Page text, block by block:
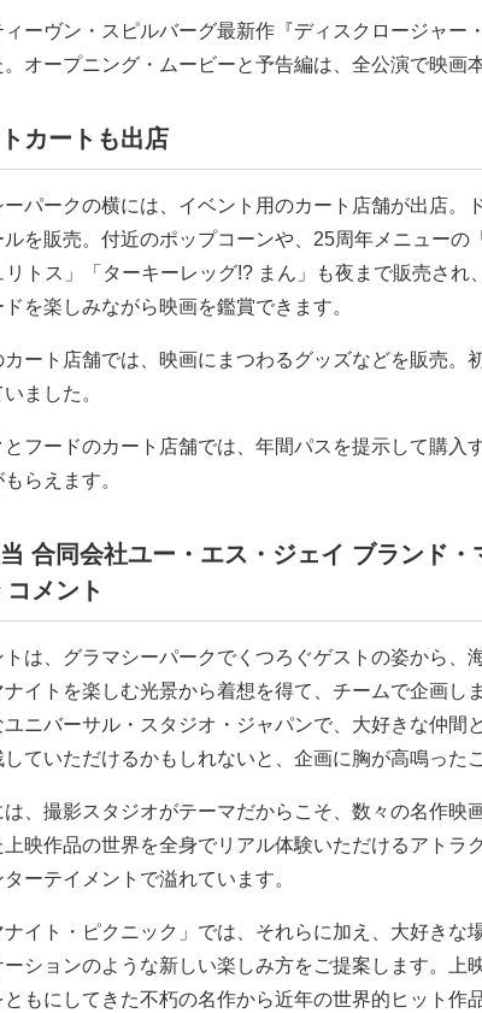
ィーヴン・スピルバーグ最新作『ディスクロージャー
。オープニング・ムービーと予告編は、全公演で映画
カートも出店
ーパークの横には、イベント用のカート店舗が出店。
ルを販売。付近のポップコーンや、25周年メニューの
リトス」「ターキーレッグ!? まん」も夜まで販売され
ドを楽しみながら映画を鑑賞できます。
カート店舗では、映画にまつわるグッズなどを販売。
ました。
とフードのカート店舗では、年間パスを提示して購入
らえます。
合同会社ユー・エス・ジェイ ブランド・
コメント
トは、グラマシーパークでくつろぐゲストの姿から、
ナイトを楽しむ光景から着想を得て、チームで企画し
ユニバーサル・スタジオ・ジャパンで、大好きな仲間
していただけるかもしれないと、企画に胸が高鳴った
、撮影スタジオがテーマだからこそ、数々の名作映
上映作品の世界を全身でリアル体験いただけるアトラ
ーテイメントで溢れています。
ナイト・ピクニック」では、それらに加え、大好きな
ーションのような新しい楽しみ方をご提案します。上
もにしてきた不朽の名作から近年の世界的ヒット作